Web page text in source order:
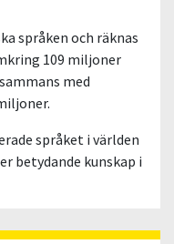
språken och räknas
109 miljoner
med
språket i världen
betydande kunskap i